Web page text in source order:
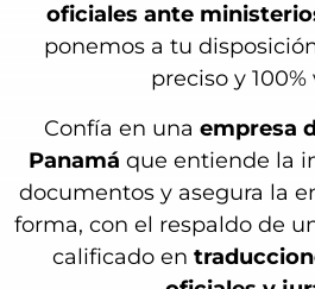
oficiales ante
ponemos a tu
preciso y 100%
Confía en una empresa
Panamá que entiende la
documentos y asegura la
forma, con el respaldo de
calificado en